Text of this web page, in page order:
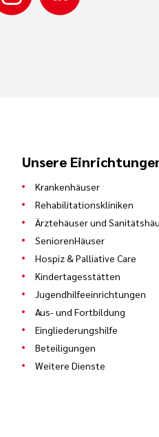
Unsere
Krankenhäuser
Rehabilitationskliniken
Ärztehäuser und
SeniorenHäuser
Hospiz & Palliative Care
Kindertagesstätten
Jugendhilfeeinrichtungen
Aus- und Fortbildung
Eingliederungshilfe
Beteiligungen
Weitere Dienste